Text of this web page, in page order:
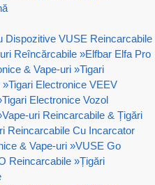
Dispozitive VUSE Reincarcabile
Reîncărcabile »Elfbar Elfa Pro
& Vape-uri »Tigari
»Tigari Electronice VEEV
Tigari Electronice Vozol
Vape-uri Reincarcabile & Țigări
Reincarcabile Cu Incarcator
& Vape-uri »VUSE Go
Reincarcabile »Țigări